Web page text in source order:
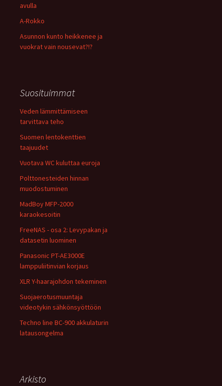
avulla
A-Rokko
Asunnon kunto heikkenee ja
vuokrat vain nousevat?!?
Suosituimmat
Veden lämmittämiseen
tarvittava teho
Suomen lentokenttien
taajuudet
Vuotava WC kuluttaa euroja
Polttonesteiden hinnan
muodostuminen
MadBoy MFP-2000
karaokesoitin
FreeNAS - osa 2: Levypakan ja
datasetin luominen
Panasonic PT-AE3000E
lamppuliitinvian korjaus
XLR Y-haarajohdon tekeminen
Suojaerotusmuuntaja
videotykin sähkönsyöttöön
Techno line BC-900 akkulaturin
latausongelma
Arkisto